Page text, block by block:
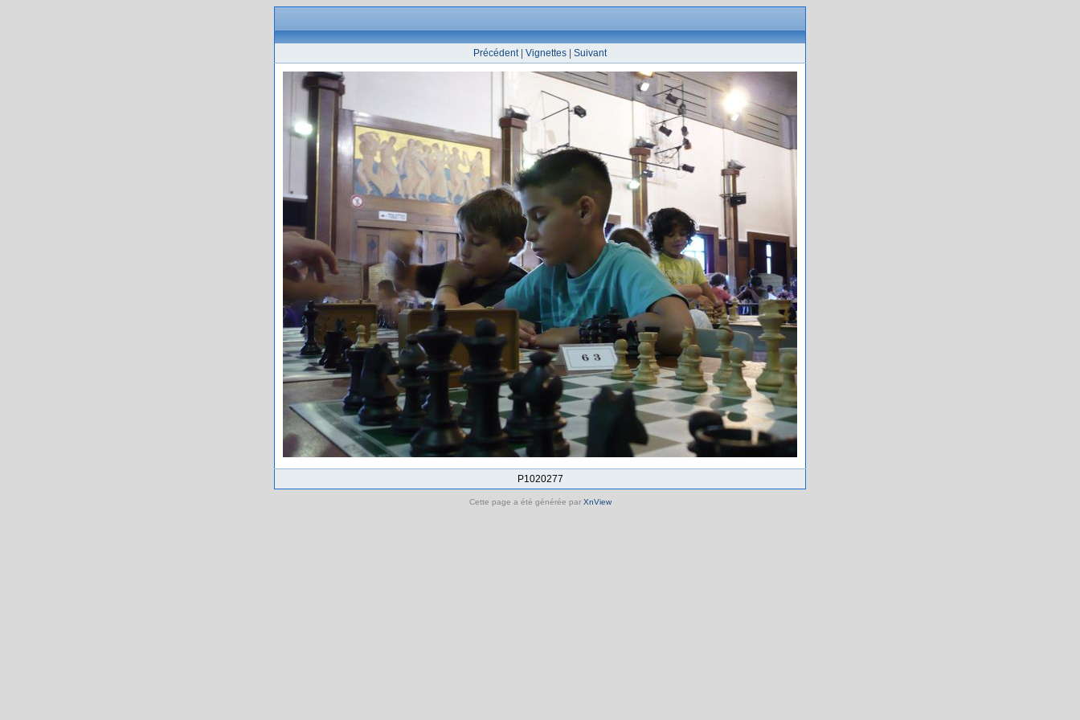
Précédent| Vignettes Suivant
P1020277
Cette page a été générée par XnView